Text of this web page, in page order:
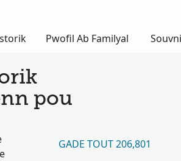
Pwofil Ab Familyal Souvni
pou
GADE TOUT 206,801